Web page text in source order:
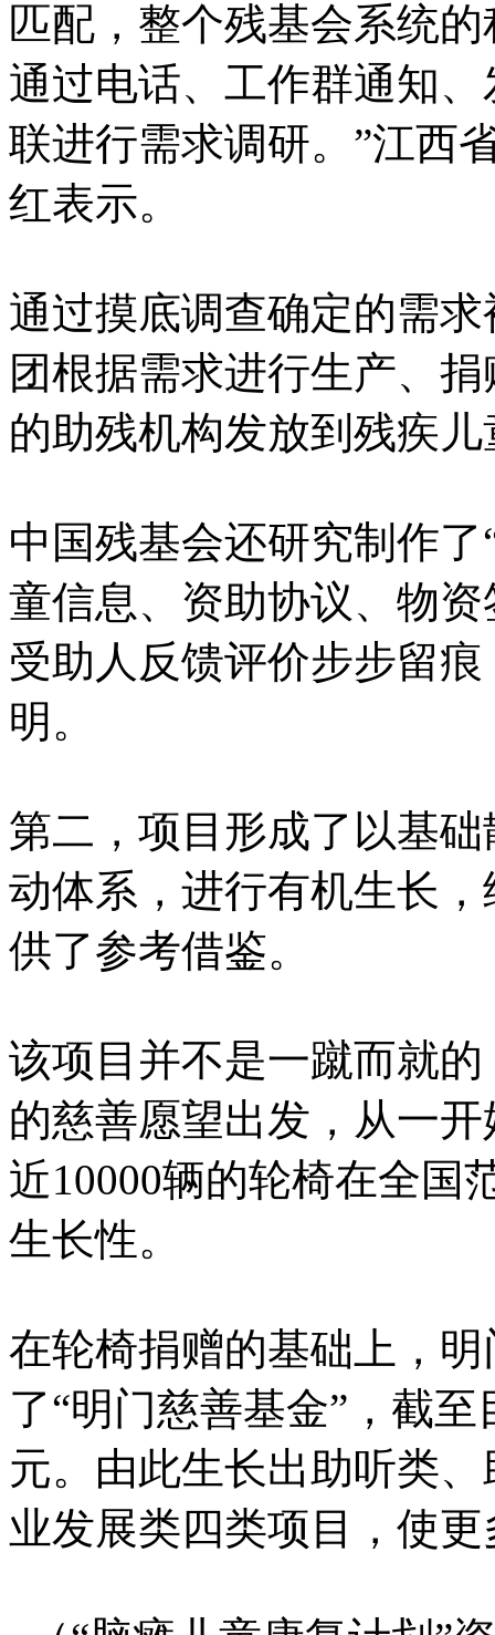
匹配，整个残基会系统
通过电话、工作群通知
联进行需求调研。”江西
红表示。
通过摸底调查确定的需
团根据需求进行生产、
的助残机构发放到残疾
中国残基会还研究制作
童信息、资助协议、物
受助人反馈评价步步留
明。
第二，项目形成了以基
动体系，进行有机生长
供了参考借鉴。
该项目并不是一蹴而就
的慈善愿望出发，从一
近10000辆的轮椅在全国
生长性。
在轮椅捐赠的基础上，
了“明门慈善基金”，截
元。由此生长出助听类
业发展类四类项目，使